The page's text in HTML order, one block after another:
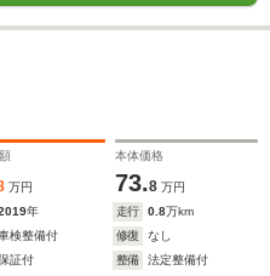
万円
本体価格
73.8 万円
年 走行 0.8万km
検整備付 修復
なし
証付 整備
法定整備付